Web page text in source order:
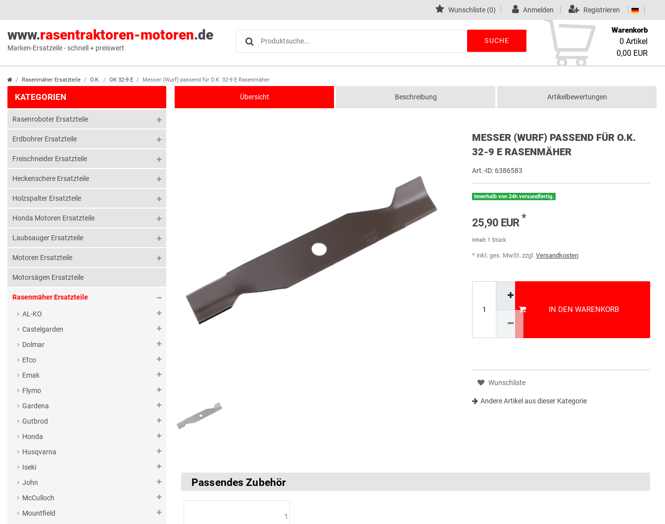
Wunschliste (0) Anmelden Registrieren
www.rasentraktoren-motoren.de
Marken-Ersatzeile - schnell + preiswert
SUCHE
Warenkorb
0 Artikel
0,00 EUR
Rasenmäher Ersatzteile O.K. OK 32-9 E Messer (Wurf) passend für O.K. 32-9 E Rasenmäher
KATEGORIEN
Rasenroboter Ersatzteile
Erdbohrer Ersatzteile
Freischneider Ersatzteile
Heckenschere Ersatzteile
Holzspalter Ersatzteile
Honda Motoren Ersatzteile
Laubsauger Ersatzteile
Motoren Ersatzteile
Motorsägen Ersatzteile
Rasenmäher Ersatzteile
AL-KO
Castelgarden
Dolmar
Efco
Emak
Flymo
Gardena
Gutbrod
Honda
Husqvarna
Iseki
John
McCulloch
Mountfield
Übersicht Beschreibung Artikelbewertungen
MESSER (WURF) PASSEND FÜR O.K.
32-9 E RASENMÄHER
Art.-ID: 6386583
Innerhalb von 24h versandfertig.
25,90 EUR *
Inhalt 1 Stück
* inkl. ges. MwSt. zzgl. Versandkosten
IN DEN WARENKORB
Wunschliste
Andere Artikel aus dieser Kategorie
Passendes Zubehör